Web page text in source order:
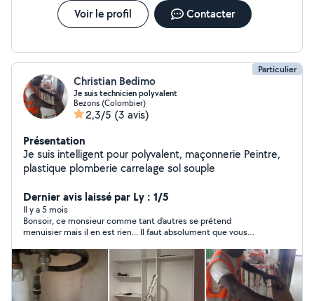
Voir le profil Contacter
Particulier
Christian Bedimo
Je suis technicien polyvalent
Bezons (Colombier)
2,3/5 (3 avis)
Présentation
Je suis intelligent pour polyvalent, maçonnerie Peintre,
plastique plomberie carrelage sol souple
Dernier avis laissé par Ly : 1/5
Il y a 5 mois
Bonsoir, ce monsieur comme tant d'autres se prétend
menuisier mais il en est rien... Il faut absolument que vous
des dindons. Nb... Je ne crois pas aux avis des clients, la plupart
c'est du bidon... Please, faites le tri.